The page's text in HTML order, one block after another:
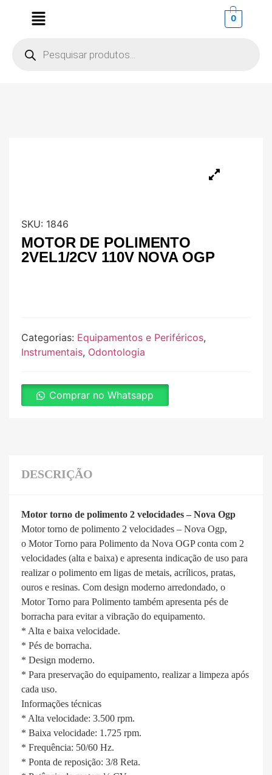
0
SKU: 1846
MOTOR DE POLIMENTO
2VEL1/2CV 110V NOVA OGP
Categorias: Equipamentos e Periféricos,
Instrumentais, Odontologia
Comprar no Whatsapp
DESCRIÇÃO
Motor torno de polimento 2 velocidades – Nova Ogp
Motor torno de polimento 2 velocidades – Nova Ogp,
o Motor Torno para Polimento da Nova OGP conta com 2
velocidades (alta e baixa) e apresenta indicação de uso para
realizar o polimento em ligas de metais, acrílicos, pratas,
ouros e resinas. Com design moderno arredondado, o
Motor Torno para Polimento também apresenta pés de
borracha para evitar a vibração do equipamento.
* Alta e baixa velocidade.
* Pés de borracha.
* Design moderno.
* Para preservação do equipamento, realizar a limpeza após
cada uso.
Informações técnicas
* Alta velocidade: 3.500 rpm.
* Baixa velocidade: 1.725 rpm.
* Frequência: 50/60 Hz.
* Ponta de reposição: 3/8 Reta.